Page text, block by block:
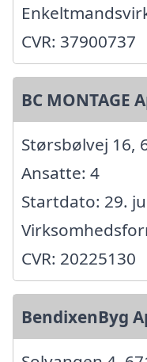
CVR: 37900737
BC MONTAGE
Størsbølvej 16,
Ansatte: 4
Startdato: 29.
CVR: 20225130
BendixenByg